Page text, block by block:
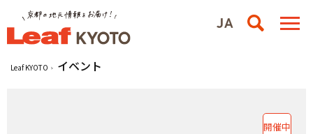
Leaf KYOTO イベント
開催中